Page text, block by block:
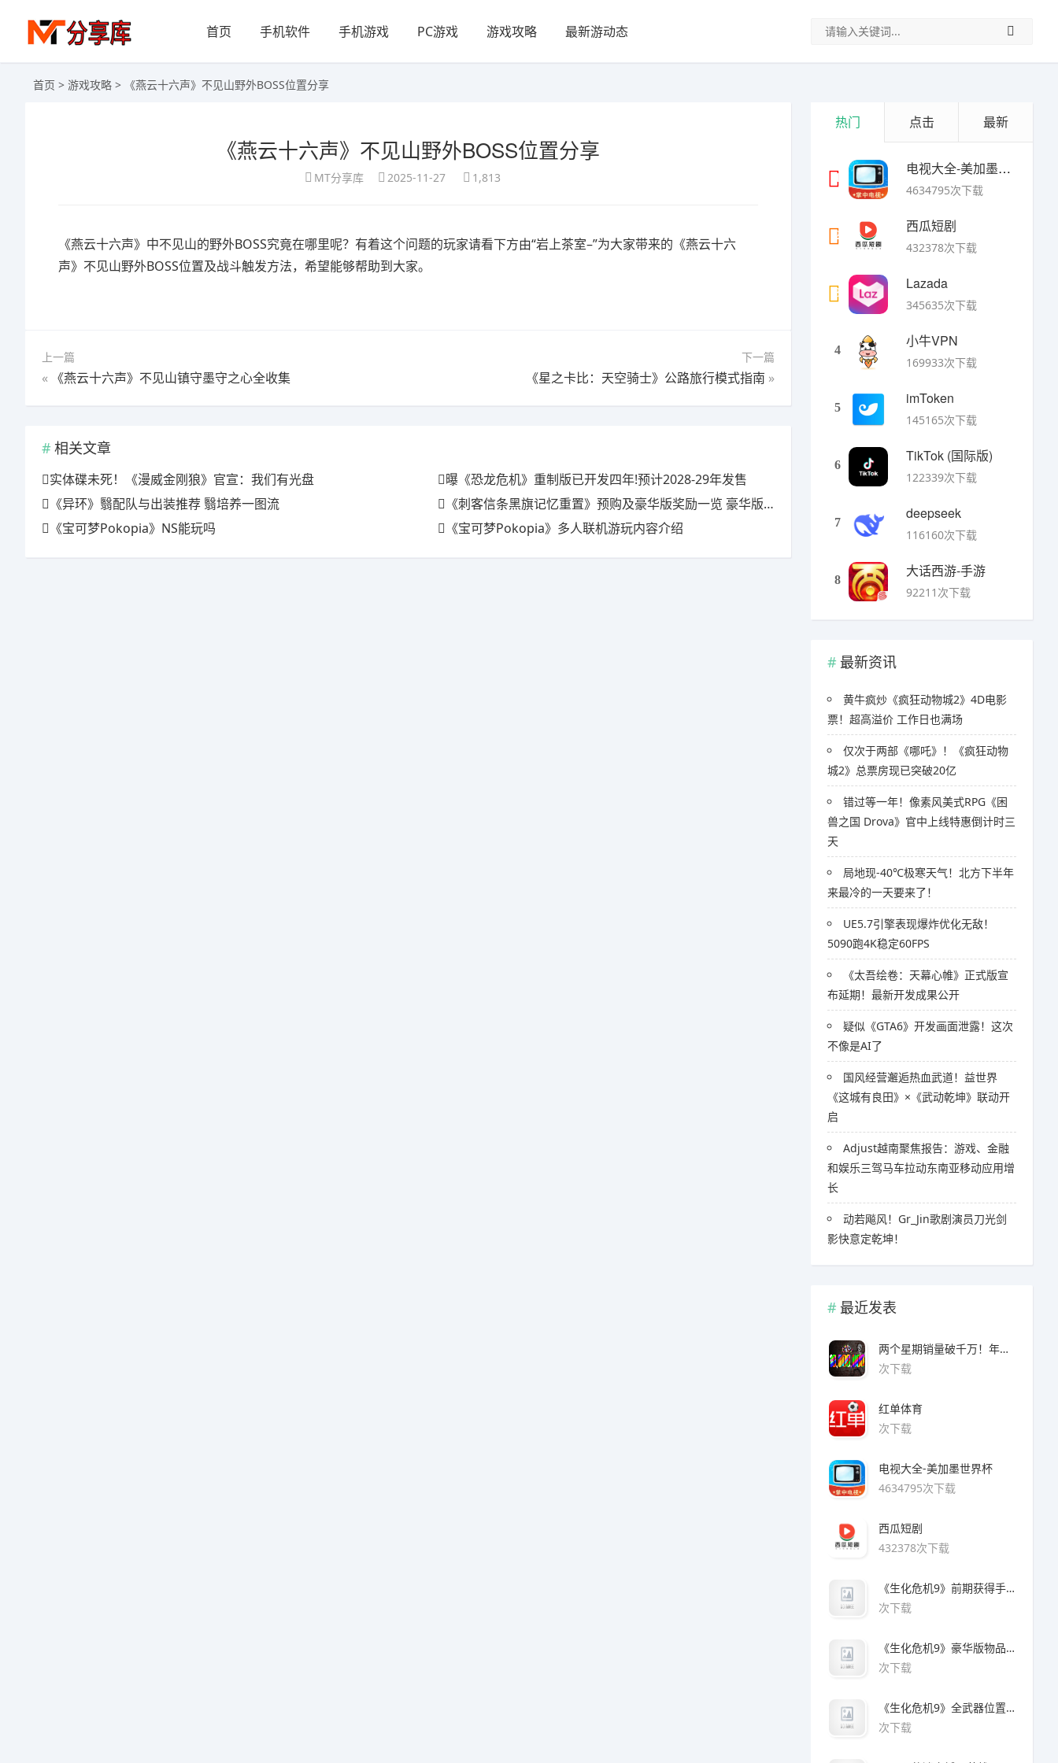
首页 手机软件 手机游戏 PC游戏 游戏攻略 最新游动态
首页 > 游戏攻略 > 《燕云十六声》不见山野外BOSS位置分享
《燕云十六声》不见山野外BOSS位置分享
MT分享库 2025-11-27 1,813
《燕云十六声》中不见山的野外BOSS究竟在哪里呢？有着这个问题的玩家请看下方由“岩上茶室–”为大家带来的《燕云十六
声》不见山野外BOSS位置及战斗触发方法，希望能够帮助到大家。
上一篇
« 《燕云十六声》不见山镇守墨守之心全收集
下一篇
《星之卡比：天空骑士》公路旅行模式指南 »
相关文章
实体碟未死！《漫威金刚狼》官宣：我们有光盘
曝《恐龙危机》重制版已开发四年!预计2028-29年发售
《异环》翳配队与出装推荐 翳培养一图流
《刺客信条黑旗记忆重置》预购及豪华版奖励一览 豪华版有什么
《宝可梦Pokopia》NS能玩吗
《宝可梦Pokopia》多人联机游玩内容介绍
热门 点击 最新
1
电视大全-美加墨世界杯
4634795次下载
2
西瓜短剧
432378次下载
3
Lazada
345635次下载
4
小牛VPN
169933次下载
5
imToken
145165次下载
6
TikTok (国际版)
122339次下载
7
deepseek
116160次下载
8
大话西游-手游
92211次下载
最新资讯
黄牛疯炒《疯狂动物城2》4D电影
票！超高溢价 工作日也满场
仅次于两部《哪吒》！《疯狂动物
城2》总票房现已突破20亿
错过等一年！像素风美式RPG《困
兽之国 Drova》官中上线特惠倒计时三
天
局地现-40℃极寒天气！北方下半年
来最冷的一天要来了！
UE5.7引擎表现爆炸优化无敌！
5090跑4K稳定60FPS
《太吾绘卷：天幕心帷》正式版宣
布延期！最新开发成果公开
疑似《GTA6》开发画面泄露！这次
不像是AI了
国风经营邂逅热血武道！益世界
《这城有良田》×《武动乾坤》联动开
启
Adjust越南聚焦报告：游戏、金融
和娱乐三驾马车拉动东南亚移动应用增
长
​​动若飚风！Gr_Jin歌剧演员刀光剑
影快意定乾坤！
最近发表
两个星期销量破千万！年度爆款诞生了 3A看了都眼红
次下载
红单体育
次下载
电视大全-美加墨世界杯
4634795次下载
西瓜短剧
432378次下载
《生化危机9》前期获得手枪方法
次下载
《生化危机9》豪华版物品领取方法
次下载
《生化危机9》全武器位置及解锁方法
次下载